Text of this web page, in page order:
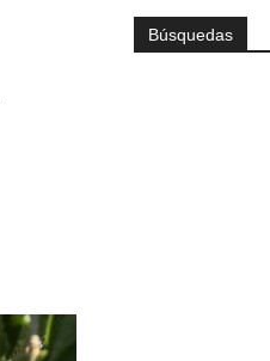
Búsquedas